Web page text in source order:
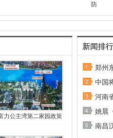
防
力公主湾第二家园政策
新闻排行
郑州
中国
河南
姚晨
南昌